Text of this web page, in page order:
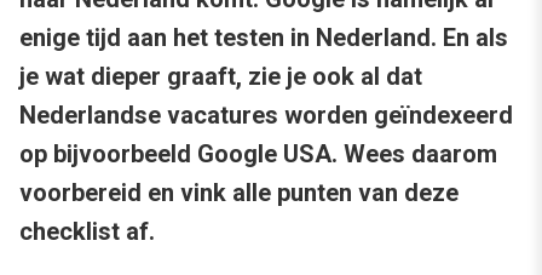
enige tijd aan het testen in Nederland. En als
je wat dieper graaft, zie je ook al dat
Nederlandse vacatures worden geïndexeerd
op bijvoorbeeld Google USA. Wees daarom
voorbereid en vink alle punten van deze
checklist af.